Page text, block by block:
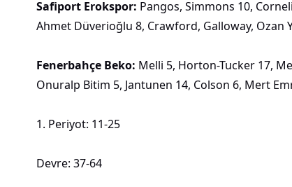
Safiport Erokspor: Pangos, Simmons 10,
Ahmet Düverioğlu 8, Crawford, Galloway, Ozan
Fenerbahçe Beko: Melli 5, Horton-Tucker 17,
Onuralp Bitim 5, Jantunen 14, Colson 6, Mert
1. Periyot: 11-25
Devre: 37-64